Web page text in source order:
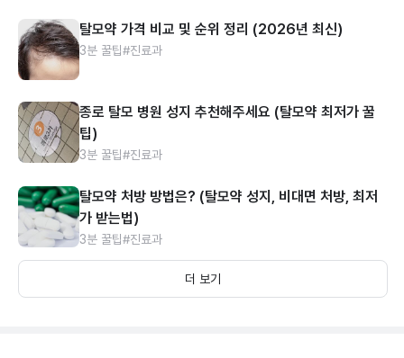
탈모약 가격 비교 및 순위 정리 (2026년 최신)
3분 꿀팁#진료과
종로 탈모 병원 성지 추천해주세요 (탈모약 최저가 꿀
팁)
3분 꿀팁#진료과
탈모약 처방 방법은? (탈모약 성지, 비대면 처방, 최저
가 받는법)
3분 꿀팁#진료과
더 보기